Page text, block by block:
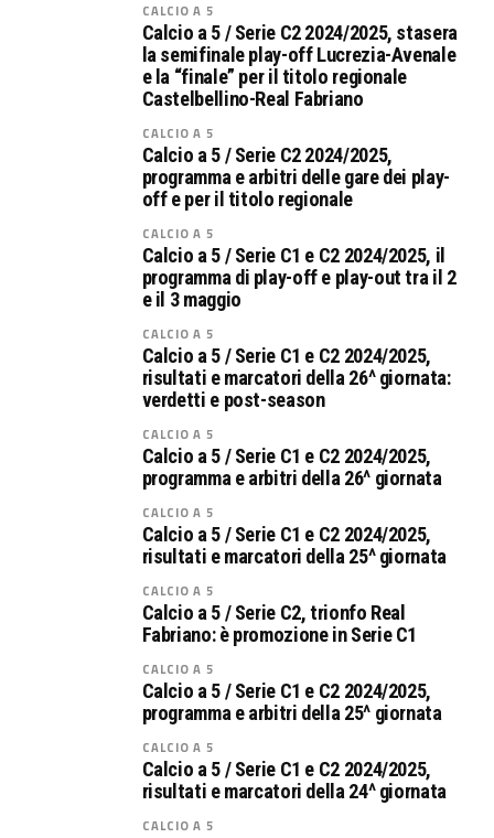
CALCIO A 5
Calcio a 5 / Serie C2 2024/2025, stasera
la semifinale play-off Lucrezia-Avenale
e la “finale” per il titolo regionale
Castelbellino-Real Fabriano
CALCIO A 5
Calcio a 5 / Serie C2 2024/2025,
programma e arbitri delle gare dei play-
off e per il titolo regionale
CALCIO A 5
Calcio a 5 / Serie C1 e C2 2024/2025, il
programma di play-off e play-out tra il 2
e il 3 maggio
CALCIO A 5
Calcio a 5 / Serie C1 e C2 2024/2025,
risultati e marcatori della 26^ giornata:
verdetti e post-season
CALCIO A 5
Calcio a 5 / Serie C1 e C2 2024/2025,
programma e arbitri della 26^ giornata
CALCIO A 5
Calcio a 5 / Serie C1 e C2 2024/2025,
risultati e marcatori della 25^ giornata
CALCIO A 5
Calcio a 5 / Serie C2, trionfo Real
Fabriano: è promozione in Serie C1
CALCIO A 5
Calcio a 5 / Serie C1 e C2 2024/2025,
programma e arbitri della 25^ giornata
CALCIO A 5
Calcio a 5 / Serie C1 e C2 2024/2025,
risultati e marcatori della 24^ giornata
CALCIO A 5